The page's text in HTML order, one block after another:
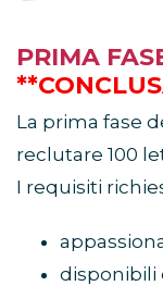
PRIMA
La prima fase
reclutare 100
I requisiti
disponibili